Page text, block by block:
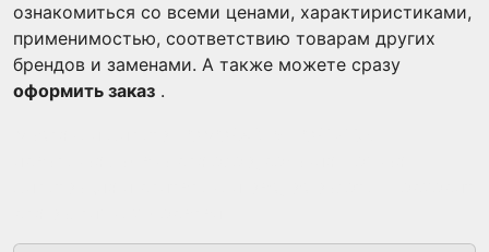
ознакомиться со всеми ценами, характиристиками,
применимостью, соответствию товарам других
брендов и заменами. А также можете сразу
оформить заказ .